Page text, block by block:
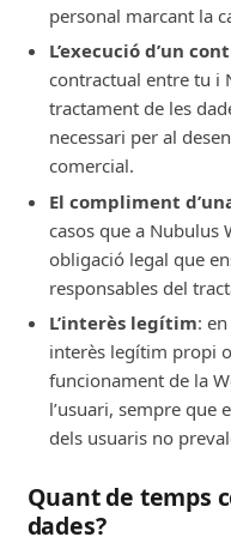
Correu
Publicitat
diversitat
durada
la
són
dades
-
Per
personal marcant la
L’execució d’un
contractual entre tu i
tractament de les
necessari per al
comercial.
El compliment
casos que a Nubulus
obligació legal que
responsables del
L’interès legítim:
interès legítim propi
funcionament de la
l’usuari, sempre que
dels usuaris no
Quant de temps
dades?